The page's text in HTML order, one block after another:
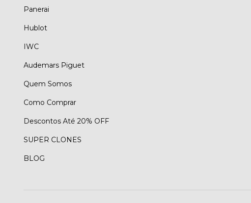
Panerai
Hublot
IWC
Audemars Piguet
Quem Somos
Como Comprar
Descontos Até 20% OFF
SUPER CLONES
BLOG